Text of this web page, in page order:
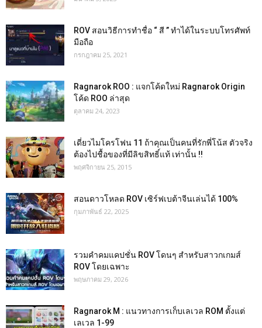
ROV สอนวิธีการทำชื่อ “ สี ” ทำได้ในระบบโทรศัพท์
มือถือ
กรกฎาคม 25, 2021
Ragnarok ROO : แจกโค้ดใหม่ Ragnarok Origin
โค้ด ROO ล่าสุด
ตุลาคม 24, 2023
เดี่ยวไมโครโฟน 11 ถ้าคุณเป็นคนที่รักพี่โน้ส ตัวจริง
ต้องไปชื้อของที่มีลิขสิทธิ์แท้ เท่านั้น !!
พฤศจิกายน 25, 2015
สอนดาวโหลด ROV เซิร์ฟเบต้าจีนเล่นได้ 100%
กุมภาพันธ์ 22, 2025
รวมคำคมแคปชั่น ROV โดนๆ สำหรับสาวกเกมส์
ROV โดยเฉพาะ
พฤษภาคม 29, 2026
Ragnarok M : แนวทางการเก็บเลเวล ROM ตั้งแต่
เลเวล 1-99